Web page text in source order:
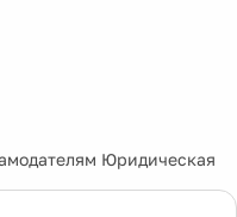
Юридическая